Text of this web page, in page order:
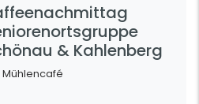
& Kahlenberg
Mühlencafé